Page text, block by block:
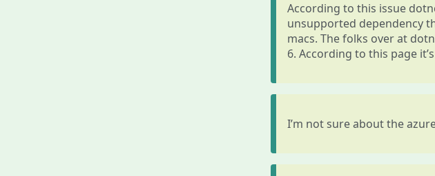
According to this issue
unsupported dependency
macs. The folks over at
6. According to this page
I’m not sure about the